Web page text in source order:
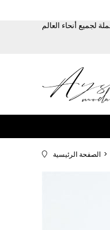
لجميع أنحاء العالم
الصفحة الرئيسية